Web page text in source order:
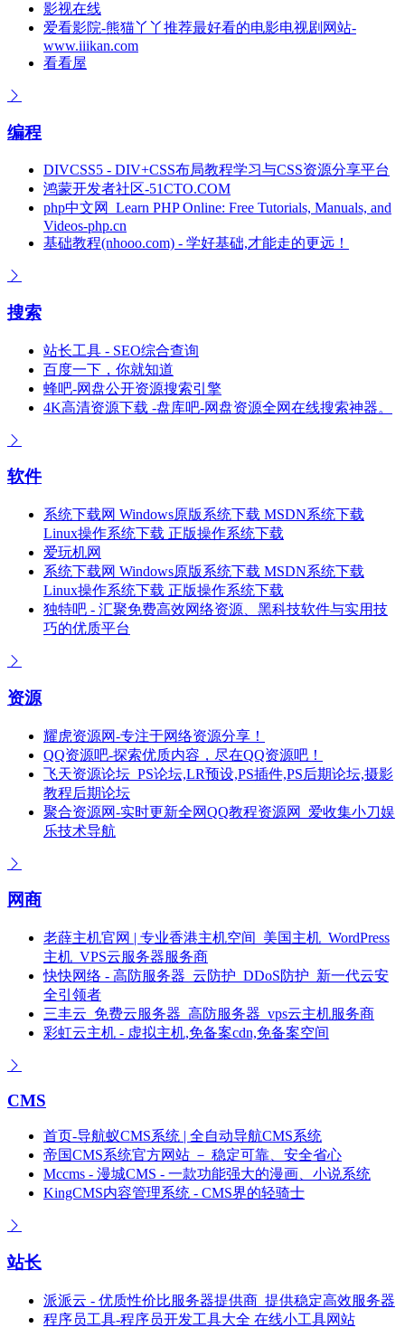
影视在线
爱看影院-熊猫丫丫推荐最好看的电影电视剧网站-
www.iiikan.com
看看屋
编程
DIVCSS5 - DIV+CSS布局教程学习与CSS资源分享平台
鸿蒙开发者社区-51CTO.COM
php中文网_Learn PHP Online: Free Tutorials, Manuals, and
Videos-php.cn
基础教程(nhooo.com) - 学好基础,才能走的更远！
搜索
站长工具 - SEO综合查询
百度一下，你就知道
蜂吧-网盘公开资源搜索引擎
4K高清资源下载 -盘库吧-网盘资源全网在线搜索神器。
软件
系统下载网 Windows原版系统下载 MSDN系统下载
Linux操作系统下载 正版操作系统下载
爱玩机网
系统下载网 Windows原版系统下载 MSDN系统下载
Linux操作系统下载 正版操作系统下载
独特吧 - 汇聚免费高效网络资源、黑科技软件与实用技
巧的优质平台
资源
耀虎资源网-专注于网络资源分享！
QQ资源吧-探索优质内容，尽在QQ资源吧！
飞天资源论坛_PS论坛,LR预设,PS插件,PS后期论坛,摄影
教程后期论坛
聚合资源网-实时更新全网QQ教程资源网_爱收集小刀娱
乐技术导航
网商
老薛主机官网 | 专业香港主机空间_美国主机_WordPress
主机_VPS云服务器服务商
快快网络 - 高防服务器_云防护_DDoS防护_新一代云安
全引领者
三丰云_免费云服务器_高防服务器_vps云主机服务商
彩虹云主机 - 虚拟主机,免备案cdn,免备案空间
CMS
首页-导航蚁CMS系统 | 全自动导航CMS系统
帝国CMS系统官方网站 － 稳定可靠、安全省心
Mccms - 漫城CMS - 一款功能强大的漫画、小说系统
KingCMS内容管理系统 - CMS界的轻骑士
站长
派派云 - 优质性价比服务器提供商_提供稳定高效服务器
程序员工具-程序员开发工具大全 在线小工具网站